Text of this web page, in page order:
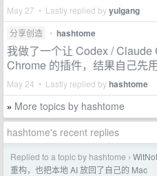
May 27 • Lastly replied byyulgang
分享创造 • hashtome
我做了一个让 Codex / Claude
Chrome 的插件，结果自己先
May 24 • Lastly replied byhashtome
» More topics by hashtome
hashtome's recent replies
Replied to a topic by hashtome ›
重构，也把本地 AI 放回了自己的 Mac